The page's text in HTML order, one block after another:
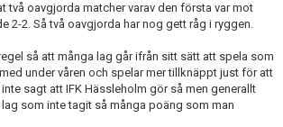
två oavgjorda matcher varav den första var mot
2-2. Så två oavgjorda har nog gett råg i ryggen.
så att många lag går ifrån sitt sätt att spela som
under våren och spelar mer tillknäppt just för att
sagt att IFK Hässleholm gör så men generallt
som inte tagit så många poäng som man